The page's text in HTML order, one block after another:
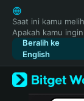
English
日本語
Tiếng Việt
Русский
Español
Türkçe
Italiano
Saat ini kamu
Apakah kamu
Beralih ke
English